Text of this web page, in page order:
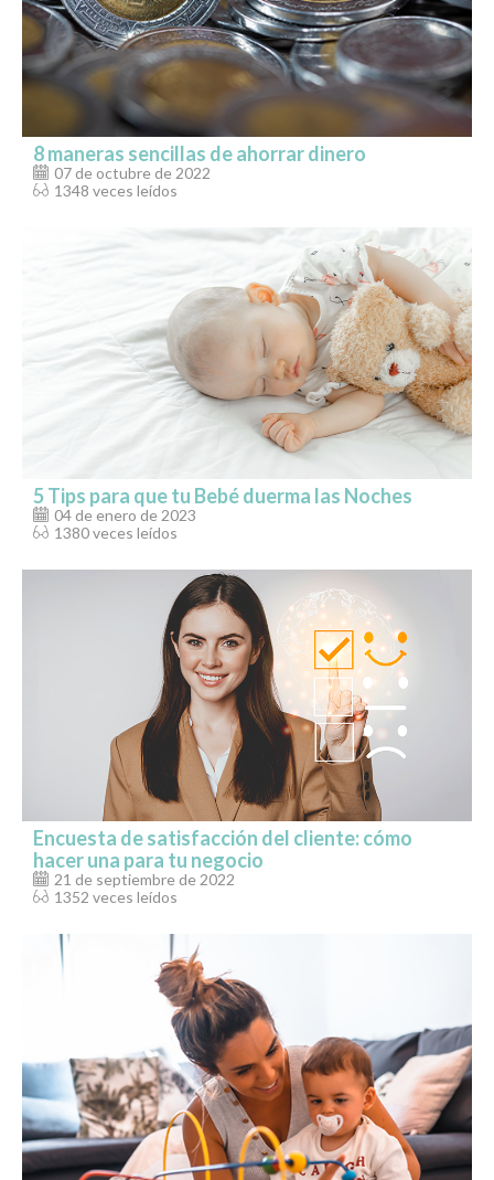
8 maneras sencillas de ahorrar dinero
07 de octubre de 2022
1348 veces leídos
5 Tips para que tu Bebé duerma las Noches
04 de enero de 2023
1380 veces leídos
Encuesta de satisfacción del cliente: cómo
hacer una para tu negocio
21 de septiembre de 2022
1352 veces leídos